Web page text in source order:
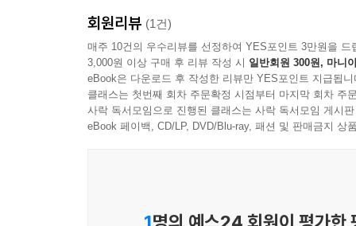
시민들도 매 화 소방관의 고충, 사명감 등을 곱씹
『1초』를 통해 우리가 미처 알지 못했던 소방관
회원리뷰 (1건)
매주 10건의 우수리뷰를 선정하여 YES포인트 3만원을 드
3,000원 이상 구매 후 리뷰 작성 시 일반회원 300원, 마니
eBook은 다운로드 후 작성한 리뷰만 YES포인트 지급됩니
클래스는 첫번째 회차 주문확정 시점부터 마지막 회차 주
사락 독서모임으로 진행된 클래스는 사락 독서모임 게시
eBook 페이백, CD/LP, DVD/Blu-ray, 패션 및 판매금지 상